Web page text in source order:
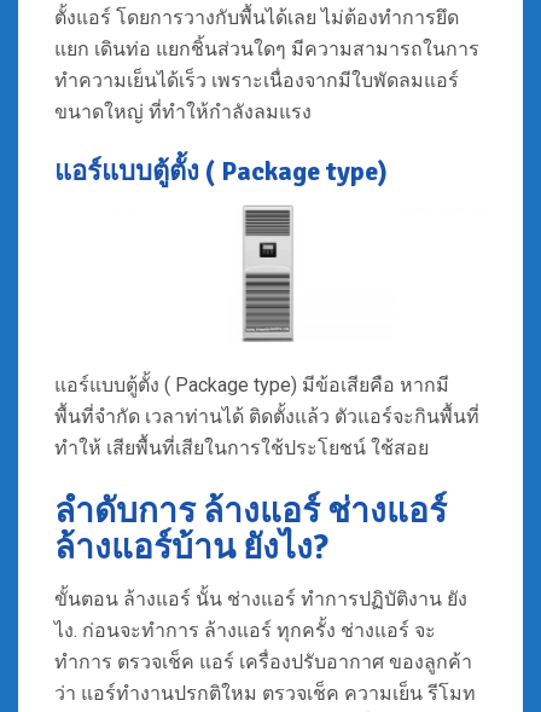
ตั้งแอร์ โดยการวางกับพื้นได้เลย ไม่ต้องทำการยึด
แยก เดินท่อ แยกชิ้นส่วนใดๆ มีความสามารถในการ
ทำความเย็นได้เร็ว เพราะเนื่องจากมีใบพัดลมแอร์
ขนาดใหญ่ ที่ทำให้กำลังลมแรง
แอร์แบบตู้ตั้ง ( Package type)
แอร์แบบตู้ตั้ง ( Package type) มีข้อเสียคือ หากมี
พื้นที่จำกัด เวลาท่านได้ ติดตั้งแล้ว ตัวแอร์จะกินพื้นที่
ทำให้ เสียพื้นที่เสียในการใช้ประโยชน์ ใช้สอย
ลำดับการ ล้างแอร์ ช่างแอร์
ล้างแอร์บ้าน ยังไง?
ขั้นตอน ล้างแอร์ นั้น ช่างแอร์ ทำการปฏิบัติงาน ยัง
ไง. ก่อนจะทำการ ล้างแอร์ ทุกครั้ง ช่างแอร์ จะ
ทำการ ตรวจเช็ค แอร์ เครื่องปรับอากาศ ของลูกค้า
ว่า แอร์ทำงานปรกติใหม ตรวจเช็ค ความเย็น รีโมท